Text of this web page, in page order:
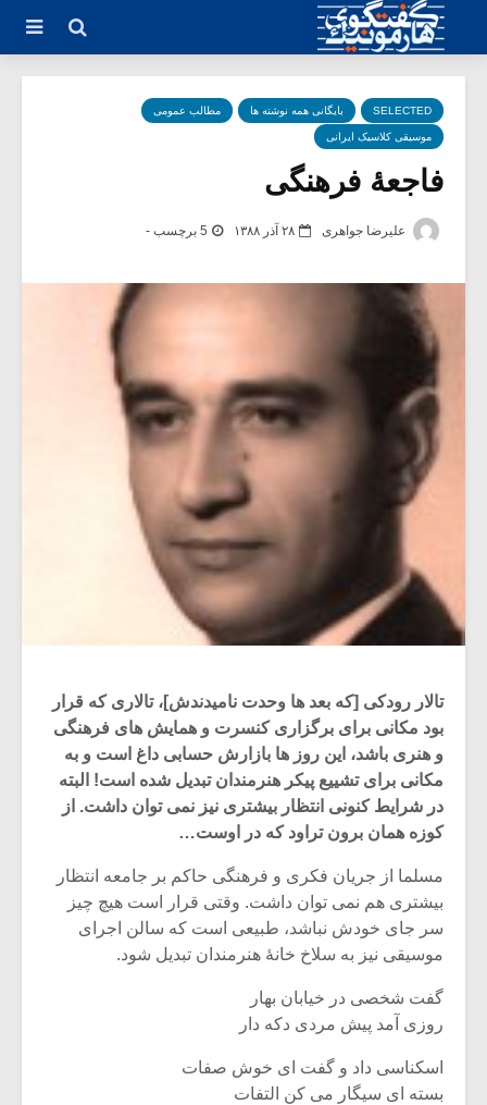
SELECTED بایگانی همه نوشته ها مطالب عمومی
موسیقی کلاسیک ایرانی
فاجعۀ فرهنگی
علیرضا جواهری ۲۸ آذر ۱۳۸۸ 5 برچسب -
تالار رودکی [که بعد ها وحدت نامیدندش]، تالاری که قرار
بود مکانی برای برگزاری کنسرت و همایش های فرهنگی
و هنری باشد، این روز ها بازارش حسابی داغ است و به
مکانی برای تشییع پیکر هنرمندان تبدیل شده است! البته
در شرایط کنونی انتظار بیشتری نیز نمی توان داشت. از
کوزه همان برون تراود که در اوست…
مسلما از جریان فکری و فرهنگی حاکم بر جامعه انتظار
بیشتری هم نمی توان داشت. وقتی قرار است هیچ چیز
سر جای خودش نباشد، طبیعی است که سالن اجرای
موسیقی نیز به سلاخ خانۀ هنرمندان تبدیل شود.
گفت شخصی در خیابان بهار
روزی آمد پیش مردی دکه دار
اسکناسی داد و گفت ای خوش صفات
بسته ای سیگار می کن التفات